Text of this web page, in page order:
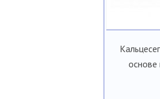
основе